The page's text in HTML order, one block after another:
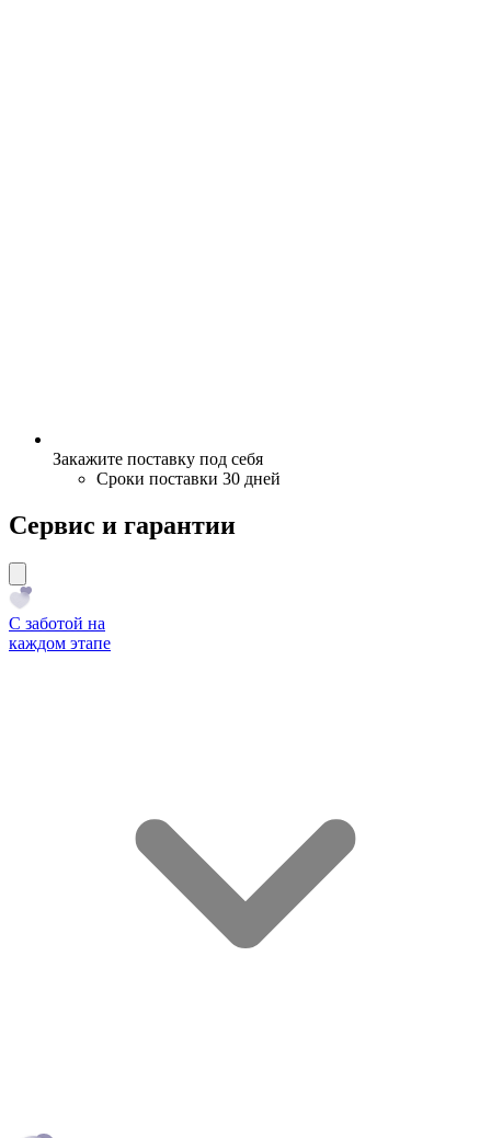
Закажите поставку под себя
Сроки поставки 30 дней
Сервис и гарантии
С заботой на
каждом этапе